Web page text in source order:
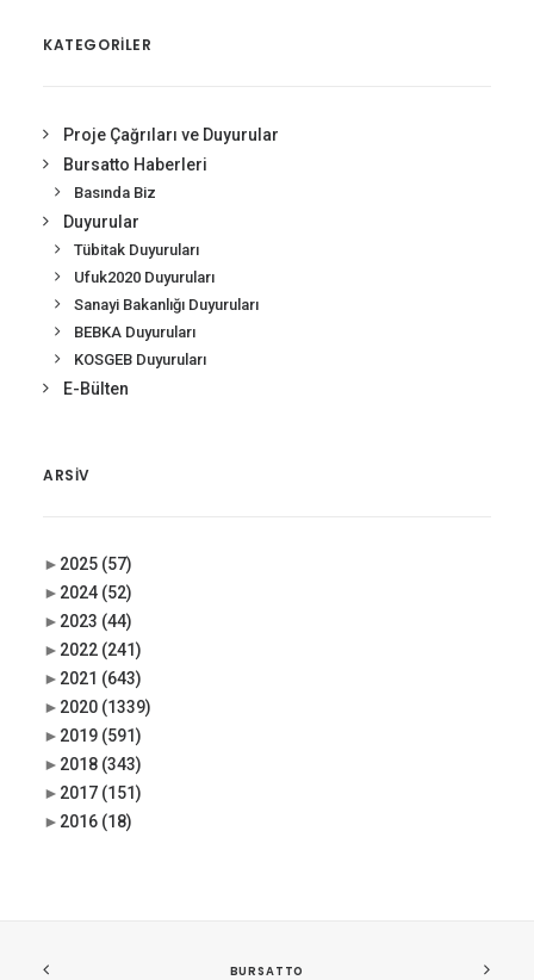
KATEGORİLER
Proje Çağrıları ve Duyurular
Bursatto Haberleri
Basında Biz
Duyurular
Tübitak Duyuruları
Ufuk2020 Duyuruları
Sanayi Bakanlığı Duyuruları
BEBKA Duyuruları
KOSGEB Duyuruları
E-Bülten
ARSIV
► 2025 (57)
► 2024 (52)
► 2023 (44)
► 2022 (241)
► 2021 (643)
► 2020 (1339)
► 2019 (591)
► 2018 (343)
► 2017 (151)
► 2016 (18)
BURSATTO